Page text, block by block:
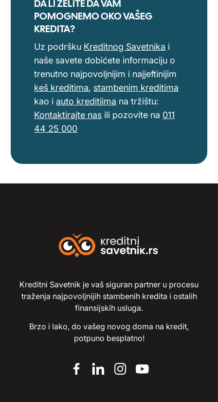
DA LI ŽELITE DA VAM
POMOGNEMO OKO VAŠEG
KREDITA?
Uz podršku Kreditnog Savetnika i
naše savete dobićete informaciju o
trenutno najpovoljnijim i najjeftinijim
keš kreditima, stambenim kreditima
kao iauto kreditiima na tržištu:
Kontaktirajte nas ili pozovite na 011
44 25 000
Kreditni Savetnik je vaš siguran partner u procesu
traženja najpovoljnijih stambenih kredita i ostalih
finansijskih usluga.
Brzo i lako, do vašeg novog doma na kredit,
potpuno besplatno!